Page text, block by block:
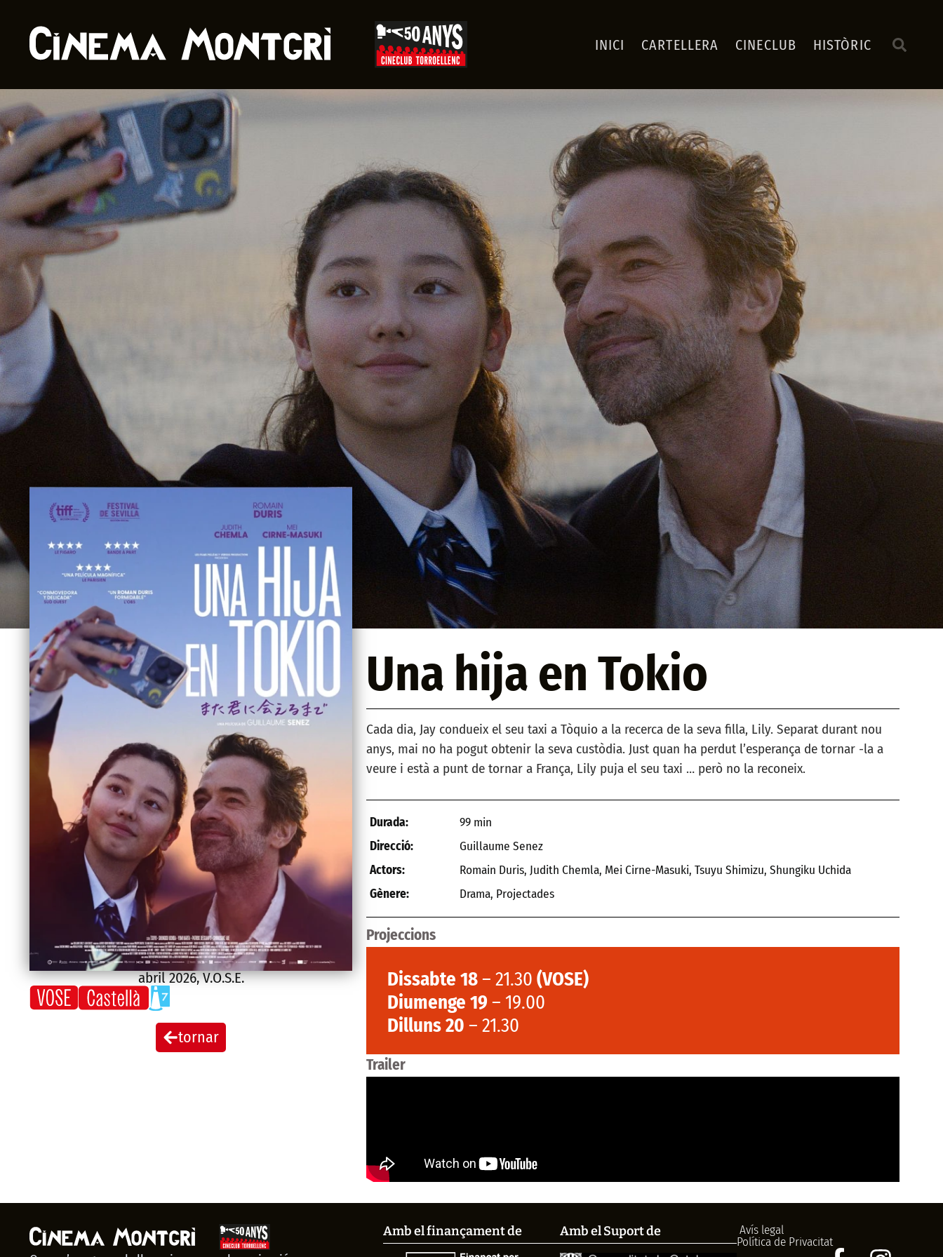
INICI CARTELLERA CINECLUB HISTÒRIC
abril 2026,V.O.S.E.
tornar
Una hija en Tokio
Cada dia, Jay condueix el seu taxi a Tòquio a la recerca de la seva filla, Lily. Separat durant nou
anys, mai no ha pogut obtenir la seva custòdia. Just quan ha perdut l’esperança de tornar -la a
veure i està a punt de tornar a França, Lily puja el seu taxi … però no la reconeix.
Durada:
99 min
Direcció:
Guillaume Senez
Actors:
Romain Duris, Judith Chemla, Mei Cirne-Masuki, Tsuyu Shimizu, Shungiku Uchida
Gènere:
Drama, Projectades
Projeccions
Dissabte 18– 21.30(VOSE)
Diumenge 19 – 19.00
Dilluns 20 – 21.30
Trailer
Amb el finançament de Amb el Suport de
Avís legal
Política de Privacitat